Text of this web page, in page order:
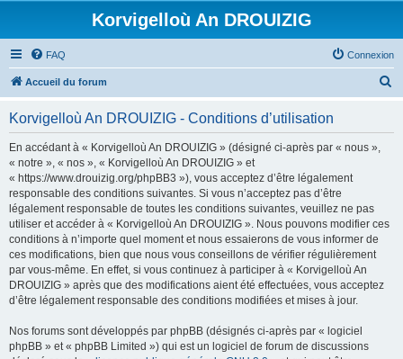
Korvigelloù An DROUIZIG
FAQ Connexion
Accueil du forum
Korvigelloù An DROUIZIG - Conditions d’utilisation
En accédant à « Korvigelloù An DROUIZIG » (désigné ci-après par « nous »,
« notre », « nos », « Korvigelloù An DROUIZIG » et
« https://www.drouizig.org/phpBB3 »), vous acceptez d’être légalement
responsable des conditions suivantes. Si vous n’acceptez pas d’être
légalement responsable de toutes les conditions suivantes, veuillez ne pas
utiliser et accéder à « Korvigelloù An DROUIZIG ». Nous pouvons modifier ces
conditions à n’importe quel moment et nous essaierons de vous informer de
ces modifications, bien que nous vous conseillons de vérifier régulièrement
par vous-même. En effet, si vous continuez à participer à « Korvigelloù An
DROUIZIG » après que des modifications aient été effectuées, vous acceptez
d’être légalement responsable des conditions modifiées et mises à jour.
Nos forums sont développés par phpBB (désignés ci-après par « logiciel
phpBB » et « phpBB Limited ») qui est un logiciel de forum de discussions